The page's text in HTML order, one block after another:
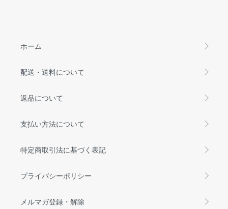
ホーム
配送・送料について
返品について
支払い方法について
特定商取引法に基づく表記
プライバシーポリシー
メルマガ登録・解除